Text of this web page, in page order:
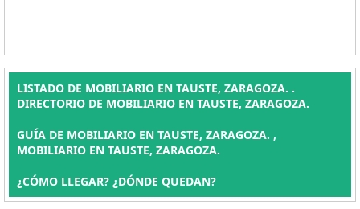
LISTADO DE MOBILIARIO EN TAUSTE, ZARAGOZA. .
DIRECTORIO DE MOBILIARIO EN TAUSTE, ZARAGOZA.
GUÍA DE MOBILIARIO EN TAUSTE, ZARAGOZA. ,
MOBILIARIO EN TAUSTE, ZARAGOZA.
¿CÓMO LLEGAR? ¿DÓNDE QUEDAN?